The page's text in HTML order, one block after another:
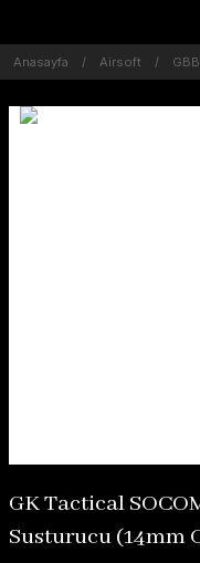
Anasayfa Airsoft
GK Tactical
Susturucu (14mm